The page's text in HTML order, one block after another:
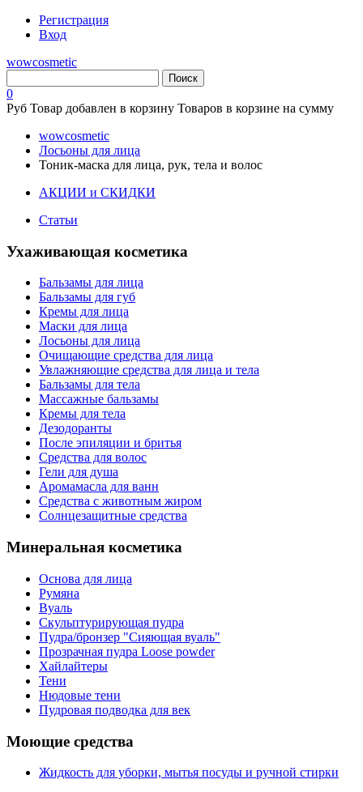
Регистрация
Вход
wowcosmetic
0
Руб Товар добавлен в корзину Товаров в корзине на сумму
wowcosmetic
Лосьоны для лица
Тоник-маска для лица, рук, тела и волос
АКЦИИ и СКИДКИ
Статьи
Ухаживающая косметика
Бальзамы для лица
Бальзамы для губ
Кремы для лица
Маски для лица
Лосьоны для лица
Очищающие средства для лица
Увлажняющие средства для лица и тела
Бальзамы для тела
Массажные бальзамы
Кремы для тела
Дезодоранты
После эпиляции и бритья
Средства для волос
Гели для душа
Аромамасла для ванн
Средства с животным жиром
Солнцезащитные средства
Минеральная косметика
Основа для лица
Румяна
Вуаль
Скульптурирующая пудра
Пудра/бронзер "Сияющая вуаль"
Прозрачная пудра Loose powder
Хайлайтеры
Тени
Нюдовые тени
Пудровая подводка для век
Моющие средства
Жидкость для уборки, мытья посуды и ручной стирки